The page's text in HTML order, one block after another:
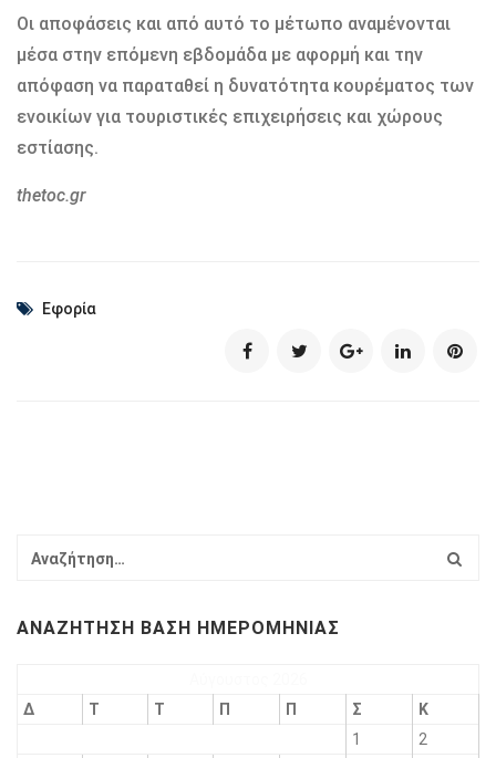
Οι αποφάσεις και από αυτό το μέτωπο αναμένονται
μέσα στην επόμενη εβδομάδα με αφορμή και την
απόφαση να παραταθεί η δυνατότητα κουρέματος των
ενοικίων για τουριστικές επιχειρήσεις και χώρους
εστίασης.
thetoc.gr
Εφορία
ΑΝΑΖΉΤΗΣΗ ΒΆΣΗ ΗΜΕΡΟΜΗΝΊΑΣ
Δ
Τ Τ Π Π Σ
Κ
1
2